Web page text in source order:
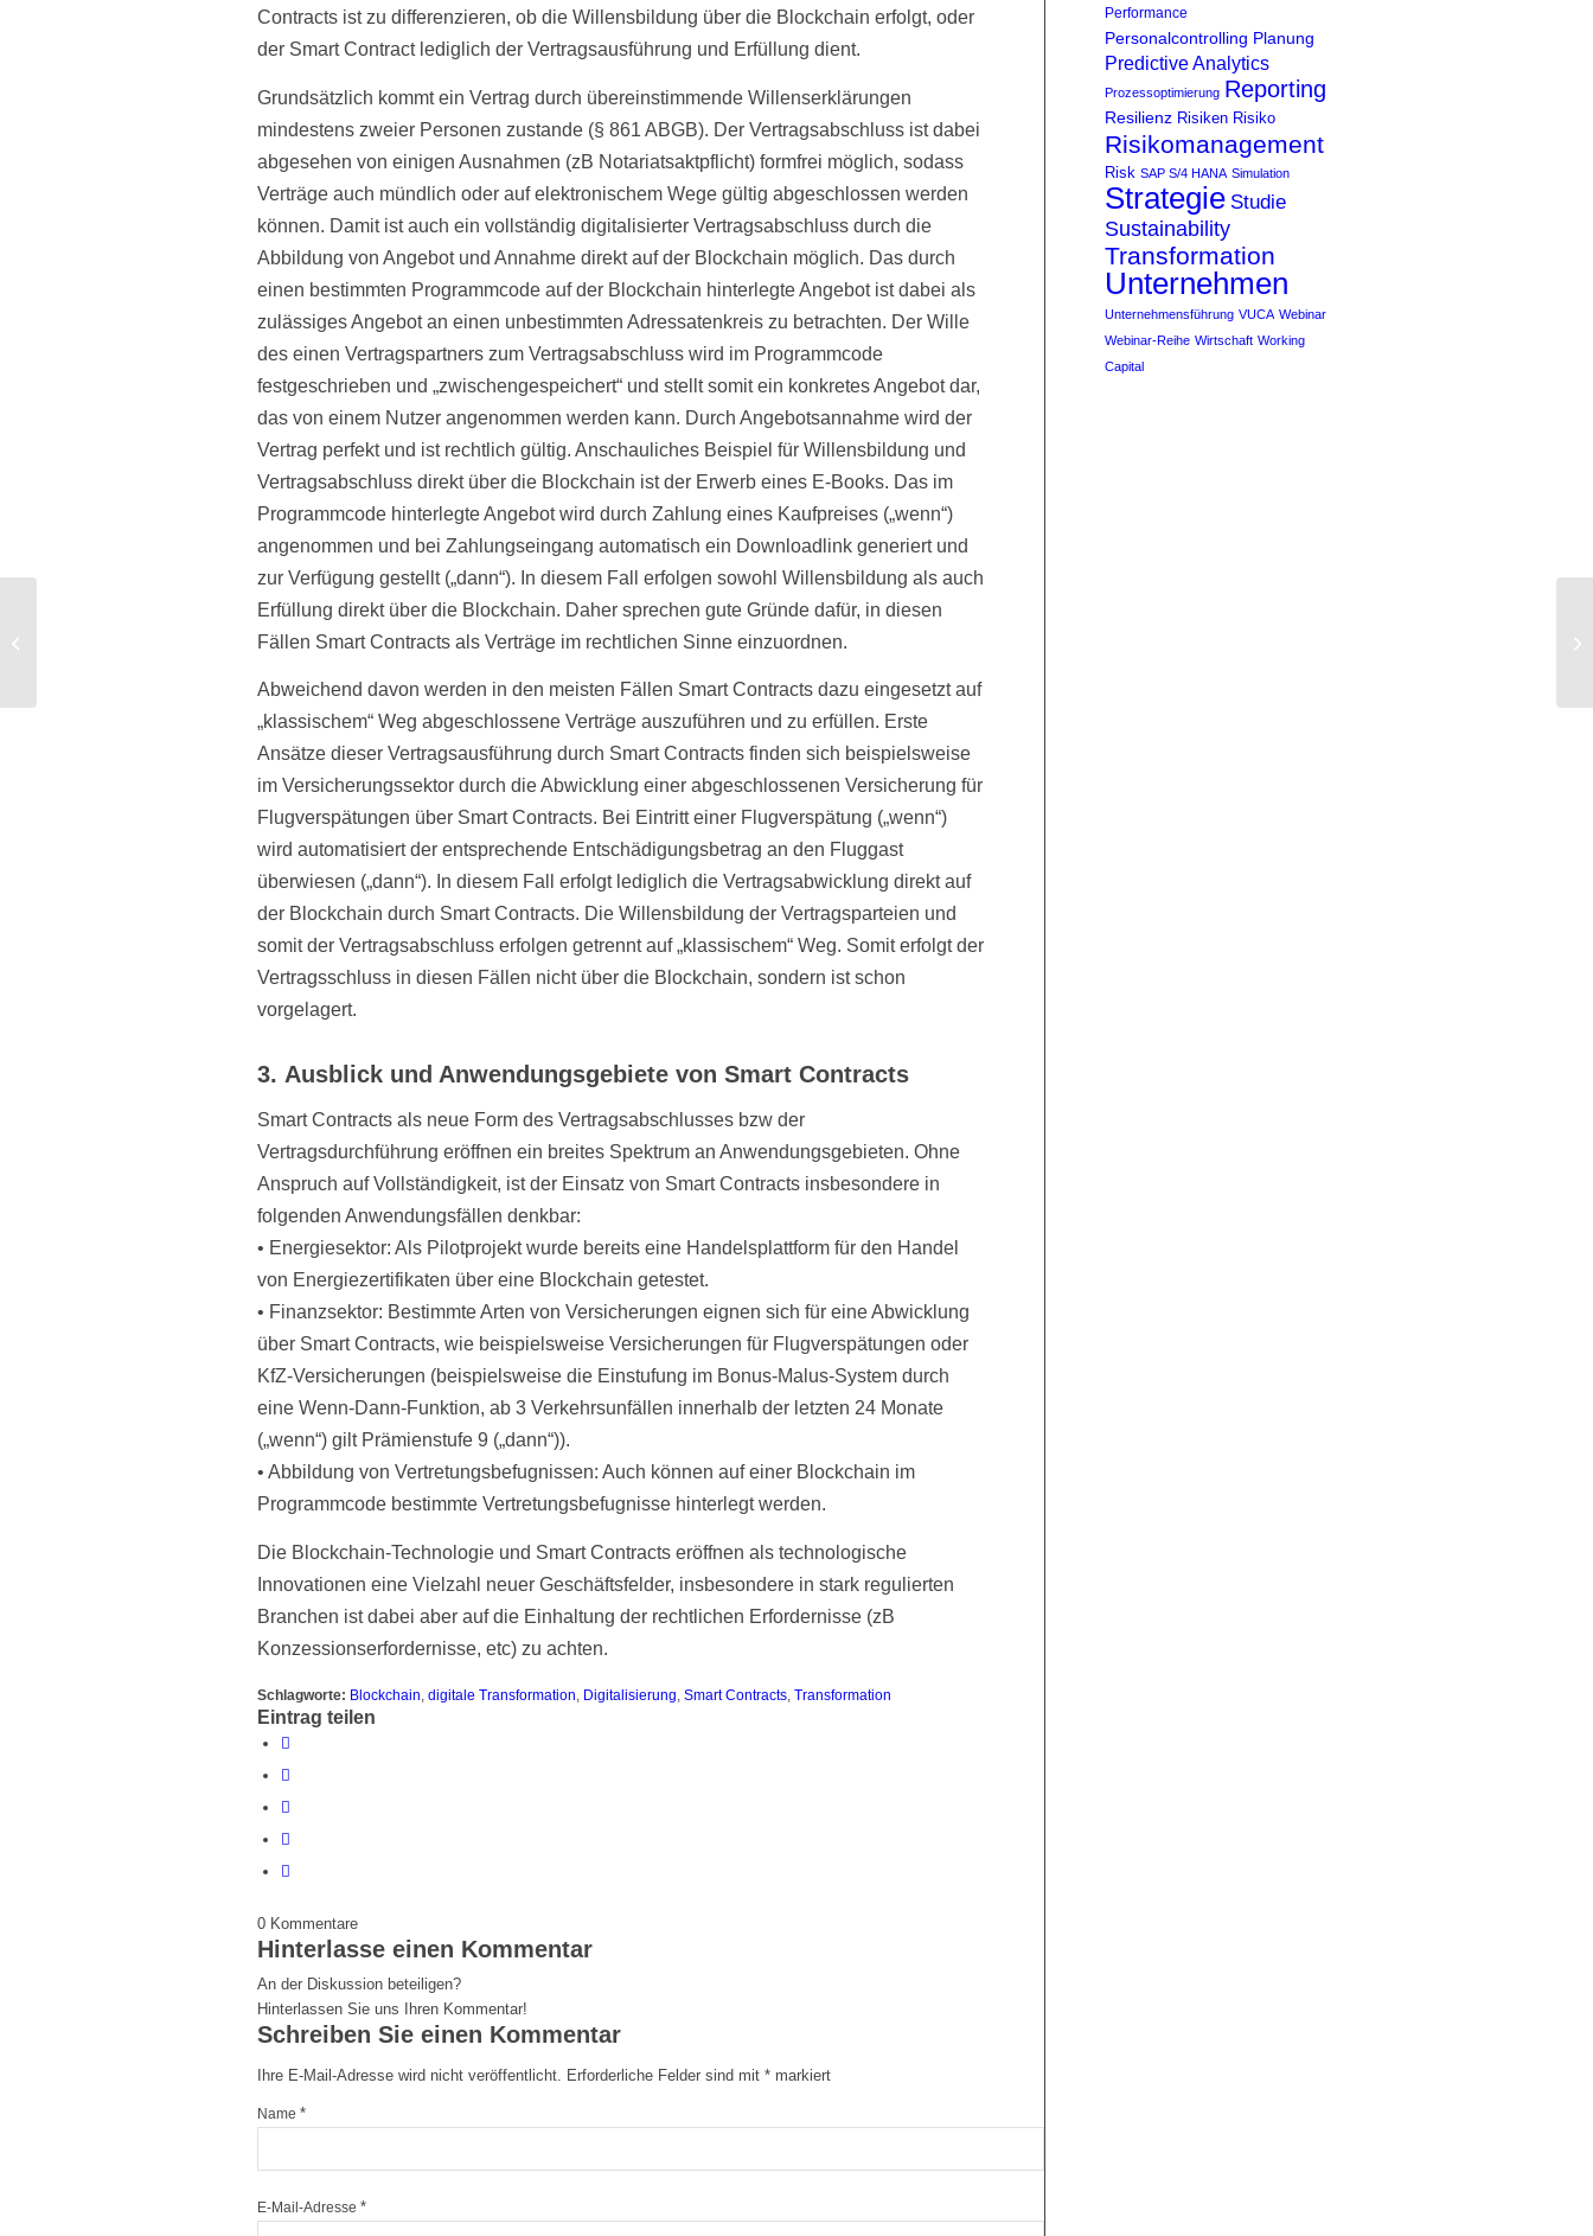
Contracts ist zu differenzieren, ob die Willensbildung über die Blockchain erfolgt, oder
der Smart Contract lediglich der Vertragsausführung und Erfüllung dient.
Grundsätzlich kommt ein Vertrag durch übereinstimmende Willenserklärungen
mindestens zweier Personen zustande (§ 861 ABGB). Der Vertragsabschluss ist dabei
abgesehen von einigen Ausnahmen (zB Notariatsaktpflicht) formfrei möglich, sodass
Verträge auch mündlich oder auf elektronischem Wege gültig abgeschlossen werden
können. Damit ist auch ein vollständig digitalisierter Vertragsabschluss durch die
Abbildung von Angebot und Annahme direkt auf der Blockchain möglich. Das durch
einen bestimmten Programmcode auf der Blockchain hinterlegte Angebot ist dabei als
zulässiges Angebot an einen unbestimmten Adressatenkreis zu betrachten. Der Wille
des einen Vertragspartners zum Vertragsabschluss wird im Programmcode
festgeschrieben und „zwischengespeichert“ und stellt somit ein konkretes Angebot dar,
das von einem Nutzer angenommen werden kann. Durch Angebotsannahme wird der
Vertrag perfekt und ist rechtlich gültig. Anschauliches Beispiel für Willensbildung und
Vertragsabschluss direkt über die Blockchain ist der Erwerb eines E-Books. Das im
Programmcode hinterlegte Angebot wird durch Zahlung eines Kaufpreises („wenn“)
angenommen und bei Zahlungseingang automatisch ein Downloadlink generiert und
zur Verfügung gestellt („dann“). In diesem Fall erfolgen sowohl Willensbildung als auch
Erfüllung direkt über die Blockchain. Daher sprechen gute Gründe dafür, in diesen
Fällen Smart Contracts als Verträge im rechtlichen Sinne einzuordnen.
Abweichend davon werden in den meisten Fällen Smart Contracts dazu eingesetzt auf
„klassischem“ Weg abgeschlossene Verträge auszuführen und zu erfüllen. Erste
Ansätze dieser Vertragsausführung durch Smart Contracts finden sich beispielsweise
im Versicherungssektor durch die Abwicklung einer abgeschlossenen Versicherung für
Flugverspätungen über Smart Contracts. Bei Eintritt einer Flugverspätung („wenn“)
wird automatisiert der entsprechende Entschädigungsbetrag an den Fluggast
überwiesen („dann“). In diesem Fall erfolgt lediglich die Vertragsabwicklung direkt auf
der Blockchain durch Smart Contracts. Die Willensbildung der Vertragsparteien und
somit der Vertragsabschluss erfolgen getrennt auf „klassischem“ Weg. Somit erfolgt der
Vertragsschluss in diesen Fällen nicht über die Blockchain, sondern ist schon
vorgelagert.
3. Ausblick und Anwendungsgebiete von Smart Contracts
Smart Contracts als neue Form des Vertragsabschlusses bzw der
Vertragsdurchführung eröffnen ein breites Spektrum an Anwendungsgebieten. Ohne
Anspruch auf Vollständigkeit, ist der Einsatz von Smart Contracts insbesondere in
folgenden Anwendungsfällen denkbar:
• Energiesektor: Als Pilotprojekt wurde bereits eine Handelsplattform für den Handel
von Energiezertifikaten über eine Blockchain getestet.
• Finanzsektor: Bestimmte Arten von Versicherungen eignen sich für eine Abwicklung
über Smart Contracts, wie beispielsweise Versicherungen für Flugverspätungen oder
KfZ-Versicherungen (beispielsweise die Einstufung im Bonus-Malus-System durch
eine Wenn-Dann-Funktion, ab 3 Verkehrsunfällen innerhalb der letzten 24 Monate
(„wenn“) gilt Prämienstufe 9 („dann“)).
• Abbildung von Vertretungsbefugnissen: Auch können auf einer Blockchain im
Programmcode bestimmte Vertretungsbefugnisse hinterlegt werden.
Die Blockchain-Technologie und Smart Contracts eröffnen als technologische
Innovationen eine Vielzahl neuer Geschäftsfelder, insbesondere in stark regulierten
Branchen ist dabei aber auf die Einhaltung der rechtlichen Erfordernisse (zB
Konzessionserfordernisse, etc) zu achten.
Schlagworte: Blockchain digitale Transformation Digitalisierung Smart Contracts Transformation
Eintrag teilen
0 Kommentare
Hinterlasse einen Kommentar
An der Diskussion beteiligen?
Hinterlassen Sie uns Ihren Kommentar!
Schreiben Sie einen Kommentar
Ihre E-Mail-Adresse wird nicht veröffentlicht. Erforderliche Felder sind mit * markiert
Name *
E-Mail-Adresse *
Performance
Personalcontrolling Planung
Predictive Analytics
Prozessoptimierung Reporting
Resilienz Risiken Risiko
Risikomanagement
Risk SAP S/4 HANA Simulation
Strategie Studie
Sustainability
Transformation
Unternehmen
Unternehmensführung VUCA Webinar
Webinar-Reihe Wirtschaft Working
Capital